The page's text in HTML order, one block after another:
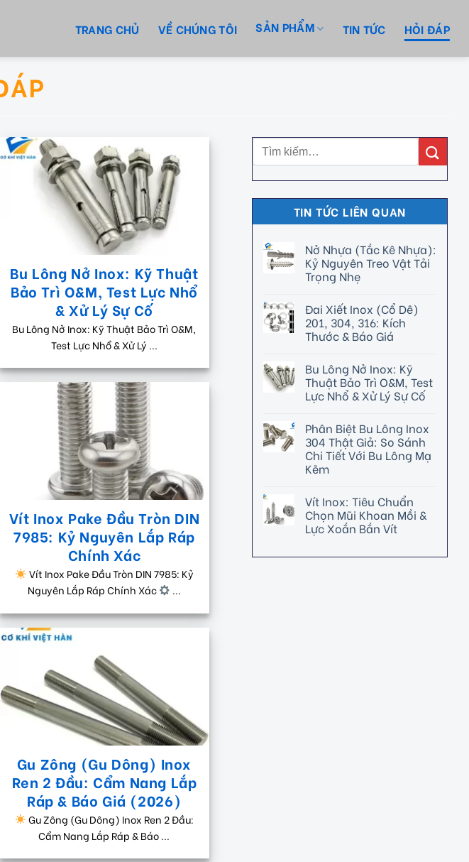
TRANG CHỦ VỀ CHÚNG TÔI SẢN PHẨM TIN TỨC HỎI ĐÁP
Bu Lông Nở Inox: Kỹ Thuật
Bảo Trì O&M, Test Lực Nhổ
& Xử Lý Sự Cố
Bu Lông Nở Inox: Kỹ Thuật Bảo Trì O&M,
Test Lực Nhổ & Xử Lý ...
Vít Inox Pake Đầu Tròn DIN
7985: Kỷ Nguyên Lắp Ráp
Chính Xác
Vít Inox Pake Đầu Tròn DIN 7985: Kỷ
Nguyên Lắp Ráp Chính Xác
...
Gu Zông (Gu Dông) Inox
Ren 2 Đầu: Cẩm Nang Lắp
Ráp & Báo Giá (2026)
Gu Zông (Gu Dông) Inox Ren 2 Đầu:
Cẩm Nang Lắp Ráp & Báo ...
TIN TỨC LIÊN QUAN
Nở Nhựa (Tắc Kê Nhựa):
Kỷ Nguyên Treo Vật Tải
Trọng Nhẹ
Đai Xiết Inox (Cổ Dê)
201, 304, 316: Kích
Thước & Báo Giá
Bu Lông Nở Inox: Kỹ
Thuật Bảo Trì O&M, Test
Lực Nhổ & Xử Lý Sự Cố
Phân Biệt Bu Lông Inox
304 Thật Giả: So Sánh
Chi Tiết Với Bu Lông Mạ
Kẽm
Vít Inox: Tiêu Chuẩn
Chọn Mũi Khoan Mồi &
Lực Xoắn Bắn Vít